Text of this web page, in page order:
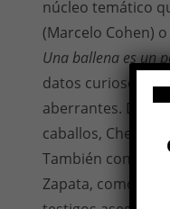
núcleo temático
(Marcelo Cohen) o
Una ballena es un
datos curiosos,
aberrantes.
caballos,
También
Zapata, como un